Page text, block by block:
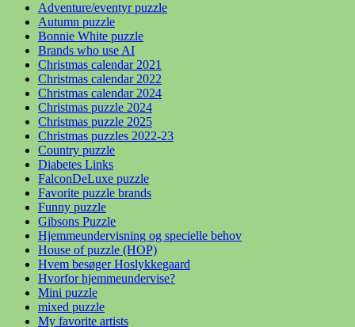
Adventure/eventyr puzzle
Autumn puzzle
Bonnie White puzzle
Brands who use AI
Christmas calendar 2021
Christmas calendar 2022
Christmas calendar 2024
Christmas puzzle 2024
Christmas puzzle 2025
Christmas puzzles 2022-23
Country puzzle
Diabetes Links
FalconDeLuxe puzzle
Favorite puzzle brands
Funny puzzle
Gibsons Puzzle
Hjemmeundervisning og specielle behov
House of puzzle (HOP)
Hvem besøger Hoslykkegaard
Hvorfor hjemmeundervise?
Mini puzzle
mixed puzzle
My favorite artists